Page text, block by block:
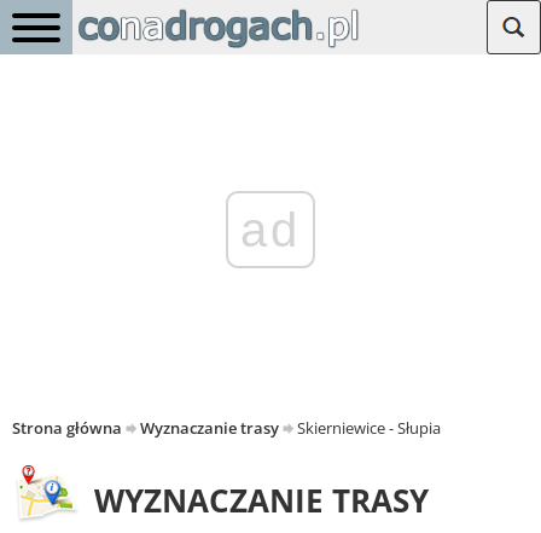
ad
Strona główna Wyznaczanie trasy Skierniewice - Słupia
WYZNACZANIE TRASY